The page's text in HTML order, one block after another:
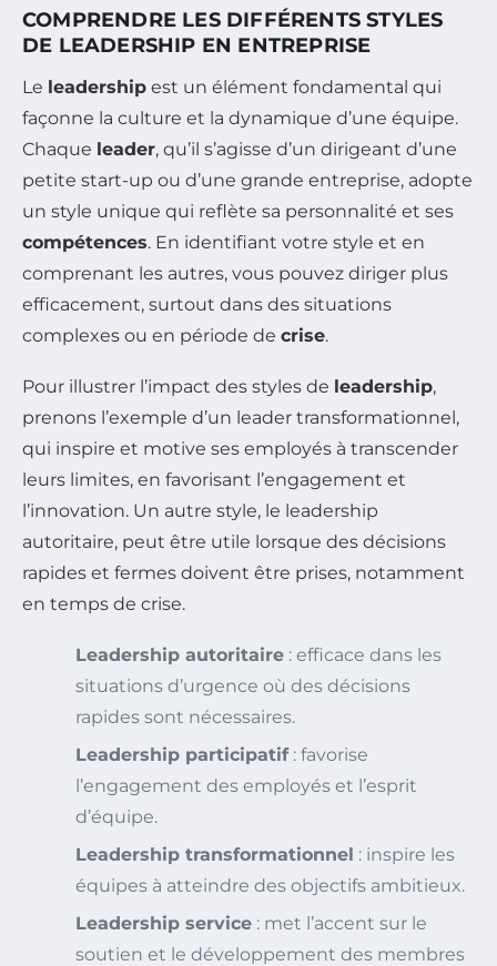
COMPRENDRE LES DIFFÉRENTS STYLES
DE LEADERSHIP EN ENTREPRISE
Le leadership est un élément fondamental qui
façonne la culture et la dynamique d’une équipe.
Chaque leader, qu’il s’agisse d’un dirigeant d’une
petite start-up ou d’une grande entreprise, adopte
un style unique qui reflète sa personnalité et ses
compétences. En identifiant votre style et en
comprenant les autres, vous pouvez diriger plus
efficacement, surtout dans des situations
complexes ou en période de crise.
Pour illustrer l’impact des styles de leadership,
prenons l’exemple d’un leader transformationnel,
qui inspire et motive ses employés à transcender
leurs limites, en favorisant l’engagement et
l’innovation. Un autre style, le leadership
autoritaire, peut être utile lorsque des décisions
rapides et fermes doivent être prises, notamment
en temps de crise.
Leadership autoritaire : efficace dans les
situations d’urgence où des décisions
rapides sont nécessaires.
Leadership participatif: favorise
l’engagement des employés et l’esprit
d’équipe.
Leadership transformationnel : inspire les
équipes à atteindre des objectifs ambitieux.
Leadership service : met l’accent sur le
soutien et le développement des membres